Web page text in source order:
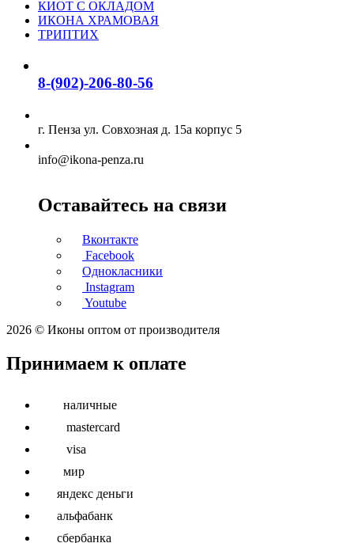
КИОТ С ОКЛАДОМ
ИКОНА ХРАМОВАЯ
ТРИПТИХ
8-(902)-206-80-56
г. Пенза ул. Совхозная д. 15а корпус 5
info@ikona-penza.ru
Оставайтесь на связи
Вконтакте
Facebook
Однокласники
Instagram
Youtube
2026 © Иконы оптом от производителя
Принимаем к оплате
наличные
mastercard
visa
мир
яндекс деньги
альфабанк
сбербанка